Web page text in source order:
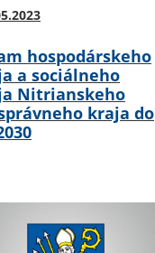
hospodárskeho
a sociálneho
Nitrianskeho
kraja do